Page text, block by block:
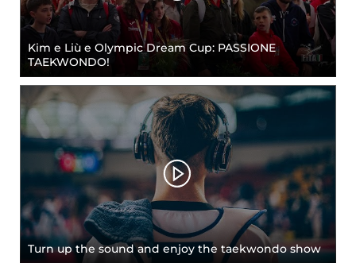
Kim e Liù e Olympic Dream Cup: PASSIONE
TAEKWONDO!
Turn up the sound and enjoy the taekwondo show